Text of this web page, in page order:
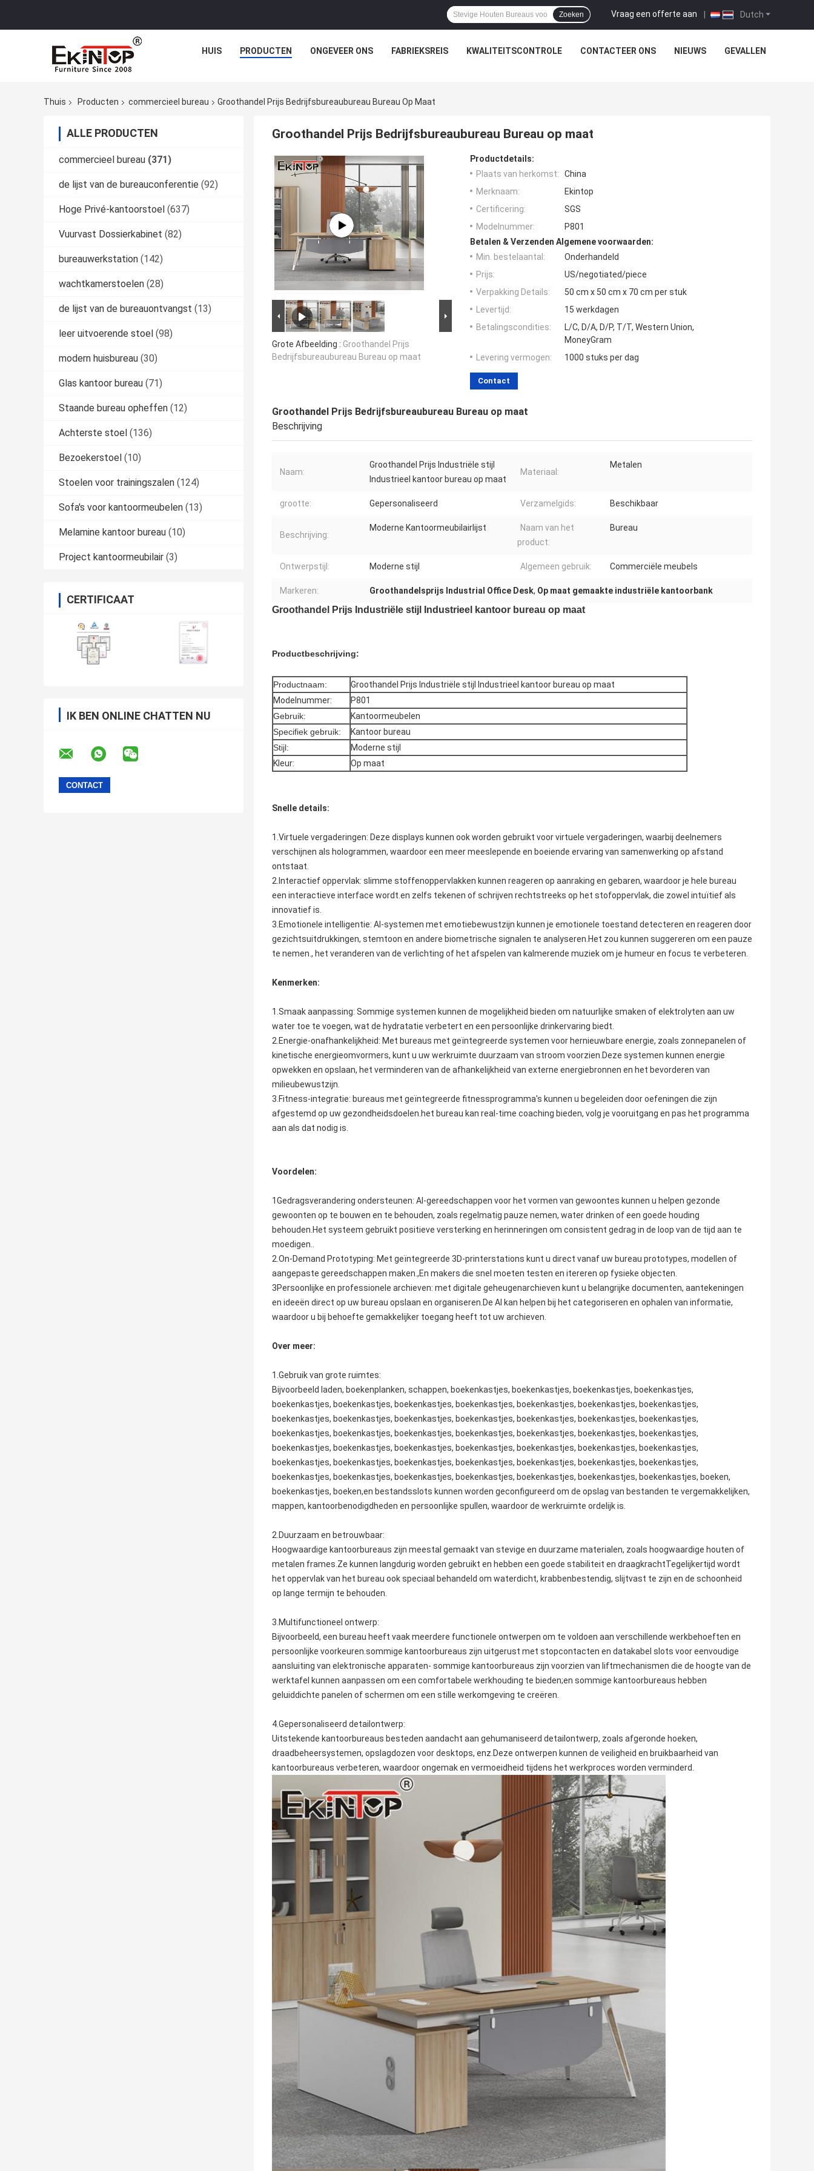
Dutch
Vraag een offerte aan |
Zoeken
HUIS PRODUCTEN ONGEVEER ONS FABRIEKSREIS KWALITEITSCONTROLE CONTACTEER ONS NIEUWS GEVALLEN
Thuis Producten commercieel bureau Groothandel Prijs Bedrijfsbureaubureau Bureau Op Maat
ALLE PRODUCTEN
commercieel bureau (371)
de lijst van de bureauconferentie (92)
Hoge Privé-kantoorstoel (637)
Vuurvast Dossierkabinet (82)
bureauwerkstation (142)
wachtkamerstoelen (28)
de lijst van de bureauontvangst (13)
leer uitvoerende stoel (98)
modern huisbureau (30)
Glas kantoor bureau (71)
Staande bureau opheffen (12)
Achterste stoel (136)
Bezoekerstoel (10)
Stoelen voor trainingszalen (124)
Sofa's voor kantoormeubelen (13)
Melamine kantoor bureau (10)
Project kantoormeubilair (3)
CERTIFICAAT
IK BEN ONLINE CHATTEN NU
Groothandel Prijs Bedrijfsbureaubureau Bureau op maat
Grote Afbeelding : Groothandel Prijs
Bedrijfsbureaubureau Bureau op maat
Productdetails:
Plaats van herkomst:
China
Merknaam:
Ekintop
Certificering:
SGS
Modelnummer:
P801
Betalen & Verzenden Algemene voorwaarden:
Min. bestelaantal:
Onderhandeld
Prijs:
US/negotiated/piece
Verpakking Details:
50 cm x 50 cm x 70 cm per stuk
Levertijd:
15 werkdagen
Betalingscondities:
L/C, D/A, D/P, T/T, Western Union,
MoneyGram
Levering vermogen:
1000 stuks per dag
Contact
Groothandel Prijs Bedrijfsbureaubureau Bureau op maat
Beschrijving
Naam:
Groothandel Prijs Industriële stijl
Industrieel kantoor bureau op maat
Materiaal:
Metalen
grootte: Gepersonaliseerd Verzamelgids: Beschikbaar
Beschrijving:
Moderne Kantoormeubilairlijst
Naam van het
product:
Bureau
Ontwerpstijl: Moderne stijl Algemeen gebruik: Commerciële meubels
Markeren: Groothandelsprijs Industrial Office Desk, Op maat gemaakte industriële kantoorbank
Groothandel Prijs Industriële stijl Industrieel kantoor bureau op maat
Productbeschrijving:
Productnaam:
Groothandel Prijs Industriële stijl Industrieel kantoor bureau op maat
Modelnummer:
P801
Gebruik:
Kantoormeubelen
Specifiek gebruik:
Kantoor bureau
Stijl:
Moderne stijl
Kleur:
Op maat
Snelle details:
1.Virtuele vergaderingen: Deze displays kunnen ook worden gebruikt voor virtuele vergaderingen, waarbij deelnemers
verschijnen als hologrammen, waardoor een meer meeslepende en boeiende ervaring van samenwerking op afstand
ontstaat.
2.Interactief oppervlak: slimme stoffenoppervlakken kunnen reageren op aanraking en gebaren, waardoor je hele bureau
een interactieve interface wordt.en zelfs tekenen of schrijven rechtstreeks op het stofoppervlak, die zowel intuïtief als
innovatief is.
3.Emotionele intelligentie: AI-systemen met emotiebewustzijn kunnen je emotionele toestand detecteren en reageren door
gezichtsuitdrukkingen, stemtoon en andere biometrische signalen te analyseren.Het zou kunnen suggereren om een pauze
te nemen., het veranderen van de verlichting of het afspelen van kalmerende muziek om je humeur en focus te verbeteren.
Kenmerken:
1.Smaak aanpassing: Sommige systemen kunnen de mogelijkheid bieden om natuurlijke smaken of elektrolyten aan uw
water toe te voegen, wat de hydratatie verbetert en een persoonlijke drinkervaring biedt.
2.Energie-onafhankelijkheid: Met bureaus met geïntegreerde systemen voor hernieuwbare energie, zoals zonnepanelen of
kinetische energieomvormers, kunt u uw werkruimte duurzaam van stroom voorzien.Deze systemen kunnen energie
opwekken en opslaan, het verminderen van de afhankelijkheid van externe energiebronnen en het bevorderen van
milieubewustzijn.
3.Fitness-integratie: bureaus met geïntegreerde fitnessprogramma's kunnen u begeleiden door oefeningen die zijn
afgestemd op uw gezondheidsdoelen.het bureau kan real-time coaching bieden, volg je vooruitgang en pas het programma
aan als dat nodig is.
Voordelen:
1Gedragsverandering ondersteunen: AI-gereedschappen voor het vormen van gewoontes kunnen u helpen gezonde
gewoonten op te bouwen en te behouden, zoals regelmatig pauze nemen, water drinken of een goede houding
behouden.Het systeem gebruikt positieve versterking en herinneringen om consistent gedrag in de loop van de tijd aan te
moedigen..
2.On-Demand Prototyping: Met geïntegreerde 3D-printerstations kunt u direct vanaf uw bureau prototypes, modellen of
aangepaste gereedschappen maken.,En makers die snel moeten testen en itereren op fysieke objecten.
3Persoonlijke en professionele archieven: met digitale geheugenarchieven kunt u belangrijke documenten, aantekeningen
en ideeën direct op uw bureau opslaan en organiseren.De AI kan helpen bij het categoriseren en ophalen van informatie,
waardoor u bij behoefte gemakkelijker toegang heeft tot uw archieven.
Over meer:
1.Gebruik van grote ruimtes:
Bijvoorbeeld laden, boekenplanken, schappen, boekenkastjes, boekenkastjes, boekenkastjes, boekenkastjes,
boekenkastjes, boekenkastjes, boekenkastjes, boekenkastjes, boekenkastjes, boekenkastjes, boekenkastjes,
boekenkastjes, boekenkastjes, boekenkastjes, boekenkastjes, boekenkastjes, boekenkastjes, boekenkastjes,
boekenkastjes, boekenkastjes, boekenkastjes, boekenkastjes, boekenkastjes, boekenkastjes, boekenkastjes,
boekenkastjes, boekenkastjes, boekenkastjes, boekenkastjes, boekenkastjes, boekenkastjes, boekenkastjes,
boekenkastjes, boekenkastjes, boekenkastjes, boekenkastjes, boekenkastjes, boekenkastjes, boekenkastjes,
boekenkastjes, boekenkastjes, boekenkastjes, boekenkastjes, boekenkastjes, boekenkastjes, boekenkastjes, boeken,
boekenkastjes, boeken,en bestandsslots kunnen worden geconfigureerd om de opslag van bestanden te vergemakkelijken,
mappen, kantoorbenodigdheden en persoonlijke spullen, waardoor de werkruimte ordelijk is.
2.Duurzaam en betrouwbaar:
Hoogwaardige kantoorbureaus zijn meestal gemaakt van stevige en duurzame materialen, zoals hoogwaardige houten of
metalen frames.Ze kunnen langdurig worden gebruikt en hebben een goede stabiliteit en draagkrachtTegelijkertijd wordt
het oppervlak van het bureau ook speciaal behandeld om waterdicht, krabbenbestendig, slijtvast te zijn en de schoonheid
op lange termijn te behouden.
3.Multifunctioneel ontwerp:
Bijvoorbeeld, een bureau heeft vaak meerdere functionele ontwerpen om te voldoen aan verschillende werkbehoeften en
persoonlijke voorkeuren.sommige kantoorbureaus zijn uitgerust met stopcontacten en datakabel slots voor eenvoudige
aansluiting van elektronische apparaten- sommige kantoorbureaus zijn voorzien van liftmechanismen die de hoogte van de
werktafel kunnen aanpassen om een comfortabele werkhouding te bieden;en sommige kantoorbureaus hebben
geluiddichte panelen of schermen om een stille werkomgeving te creëren.
4.Gepersonaliseerd detailontwerp:
Uitstekende kantoorbureaus besteden aandacht aan gehumaniseerd detailontwerp, zoals afgeronde hoeken,
draadbeheersystemen, opslagdozen voor desktops, enz.Deze ontwerpen kunnen de veiligheid en bruikbaarheid van
kantoorbureaus verbeteren, waardoor ongemak en vermoeidheid tijdens het werkproces worden verminderd.